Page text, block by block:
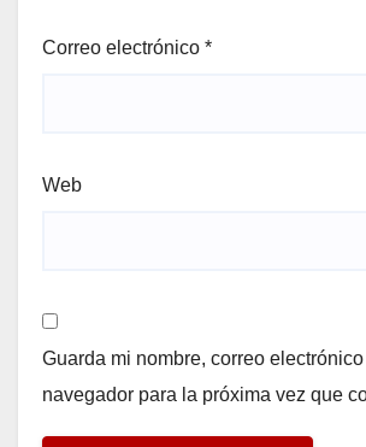
Correo electrónico *
Web
Guarda mi nombre, correo
navegador para la próxima vez que